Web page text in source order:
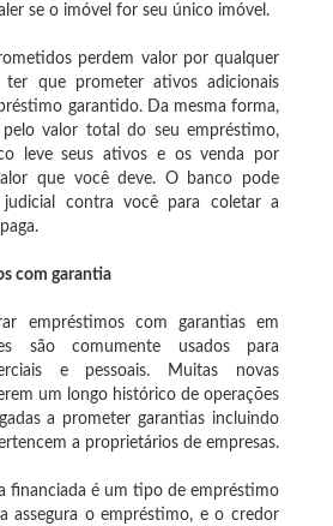
se o imóvel for seu único imóvel.
perdem valor por qualquer
que prometer ativos adicionais
garantido. Da mesma forma,
pelo valor total do seu empréstimo,
leve seus ativos e os venda por
que você deve. O banco pode
contra você para coletar a
com garantia
empréstimos com garantias em
são comumente usados ​​para
e pessoais. Muitas novas
um longo histórico de operações
a prometer garantias incluindo
a proprietários de empresas.
financiada é um tipo de empréstimo
assegura o empréstimo, e o credor